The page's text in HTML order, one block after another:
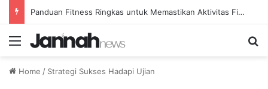
Panduan Fitness Ringkas untuk Memastikan Aktivitas Fisik Anda Tetap Konsisten
Menu
Home / Strategi Sukses Hadapi Ujian